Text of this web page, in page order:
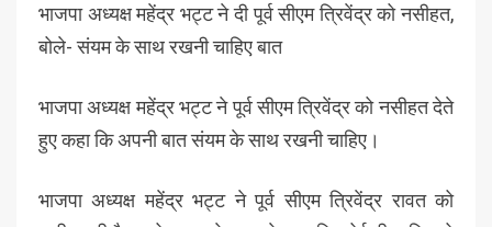
भाजपा अध्यक्ष महेंद्र भट्ट ने दी पूर्व सीएम त्रिवेंद्र को नसीहत,
बोले- संयम के साथ रखनी चाहिए बात
भाजपा अध्यक्ष महेंद्र भट्ट ने पूर्व सीएम त्रिवेंद्र को नसीहत देते
हुए कहा कि अपनी बात संयम के साथ रखनी चाहिए।
भाजपा अध्यक्ष महेंद्र भट्ट ने पूर्व सीएम त्रिवेंद्र रावत को